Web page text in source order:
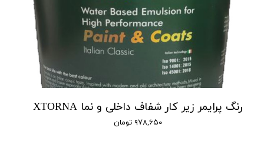
رنگ پرایمر زیر کار شفاف داخلی و نما XTORNA
۹۷۸,۶۵۰ تومان